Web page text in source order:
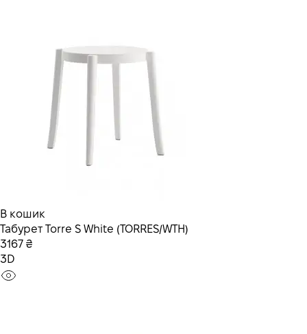
В кошик
Табурет Torre S White (TORRES/WTH)
3167 ₴
3D